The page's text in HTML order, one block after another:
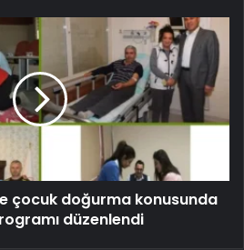
çocuk doğurma konusunda
düzenlendi